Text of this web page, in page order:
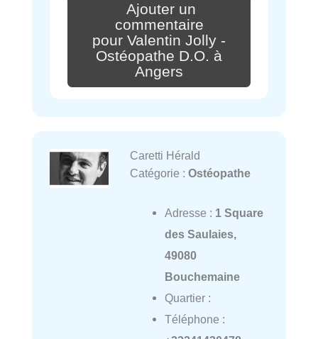
Ajouter un
commentaire
pour Valentin Jolly -
Ostéopathe D.O. à
Angers
Caretti Hérald
Catégorie : Ostéopathe
Adresse : 1 Square
des Saulaies,
49080
Bouchemaine
Quartier :
Téléphone :